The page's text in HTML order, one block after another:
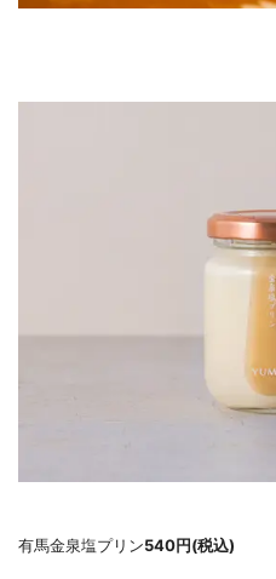
有馬金泉塩プリン540円(税込)